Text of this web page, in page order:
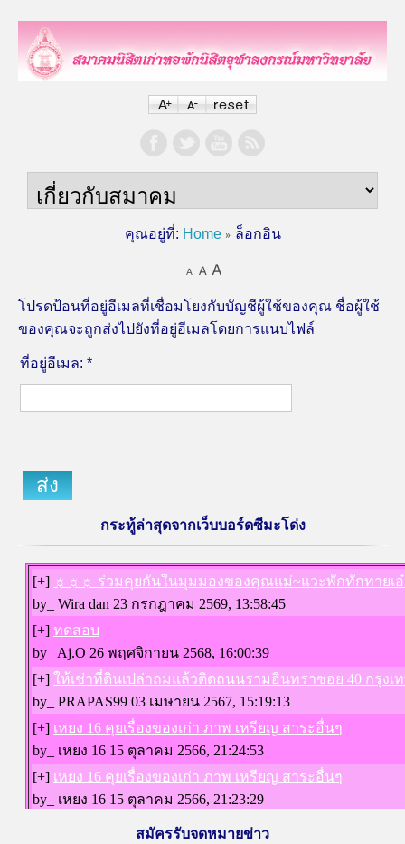
คุณอยู่ที่: Home ล็อกอิน
โปรดป้อนที่อยู่อีเมลที่เชื่อมโยงกับบัญชีผู้ใช้ของคุณ ชื่อผู้ใช้
ของคุณจะถูกส่งไปยังที่อยู่อีเมลโดยการแนบไฟล์
ที่อยู่อีเมล: *
ส่ง
กระทู้ล่าสุดจากเว็บบอร์ดซีมะโด่ง
สมัครรับจดหมายข่าว